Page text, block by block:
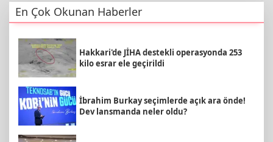
En Çok Okunan Haberler
Hakkari'de JİHA destekli operasyonda 253
kilo esrar ele geçirildi
İbrahim Burkay seçimlerde açık ara önde!
Dev lansmanda neler oldu?